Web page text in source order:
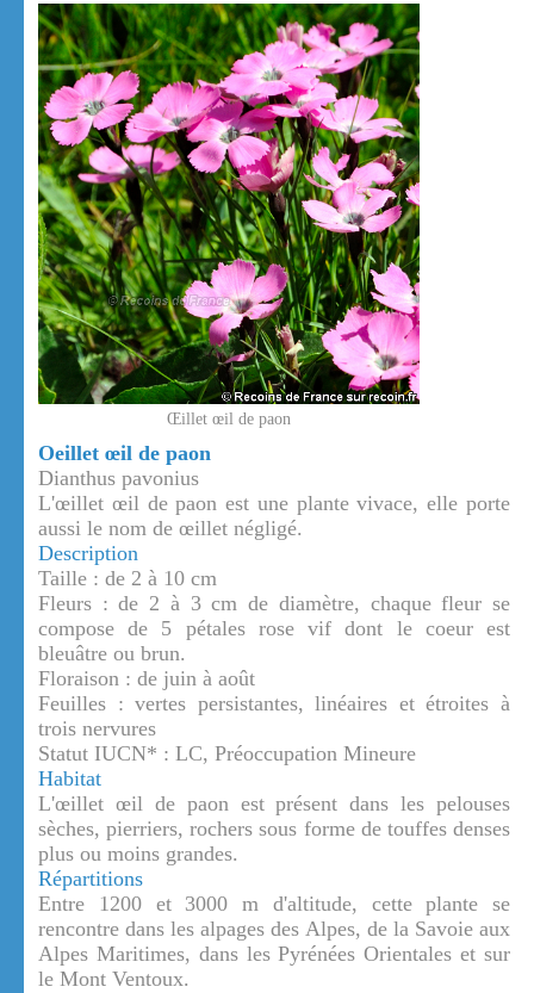
Œillet œil de paon
Oeillet œil de paon
Dianthus pavonius
L'œillet œil de paon est une plante vivace, elle porte
aussi le nom de œillet négligé.
Description
Taille : de 2 à 10 cm
Fleurs : de 2 à 3 cm de diamètre, chaque fleur se
compose de 5 pétales rose vif dont le coeur est
bleuâtre ou brun.
Floraison : de juin à août
Feuilles : vertes persistantes, linéaires et étroites à
trois nervures
Statut IUCN* : LC, Préoccupation Mineure
Habitat
L'œillet œil de paon est présent dans les pelouses
sèches, pierriers, rochers sous forme de touffes denses
plus ou moins grandes.
Répartitions
Entre 1200 et 3000 m d'altitude, cette plante se
rencontre dans les alpages des Alpes, de la Savoie aux
Alpes Maritimes, dans les Pyrénées Orientales et sur
le Mont Ventoux.